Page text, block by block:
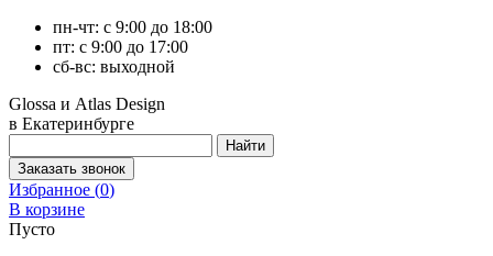
пн-чт: с 9:00 до 18:00
пт: с 9:00 до 17:00
сб-вс: выходной
Glossa и Atlas Design
в Екатеринбурге
Избранное (0)
В корзине
Пусто